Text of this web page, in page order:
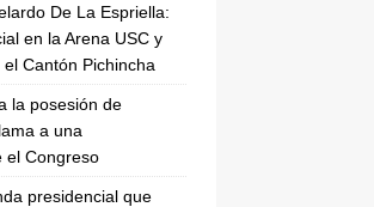
De La Espriella:
en la Arena USC y
Cantón Pichincha
la posesión de
a una
el Congreso
presidencial que